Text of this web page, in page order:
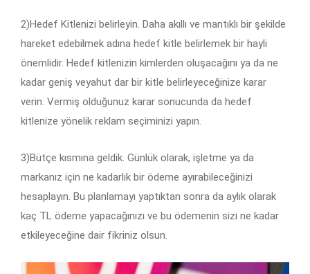
2)Hedef Kitlenizi belirleyin. Daha akıllı ve mantıklı bir şekilde
hareket edebilmek adına hedef kitle belirlemek bir hayli
önemlidir. Hedef kitlenizin kimlerden oluşacağını ya da ne
kadar geniş veyahut dar bir kitle belirleyeceğinize karar
verin. Vermiş olduğunuz karar sonucunda da hedef
kitlenize yönelik reklam seçiminizi yapın.
3)Bütçe kısmına geldik. Günlük olarak, işletme ya da
markanız için ne kadarlık bir ödeme ayırabileceğinizi
hesaplayın. Bu planlamayı yaptıktan sonra da aylık olarak
kaç TL ödeme yapacağınızı ve bu ödemenin sizi ne kadar
etkileyeceğine dair fikriniz olsun.